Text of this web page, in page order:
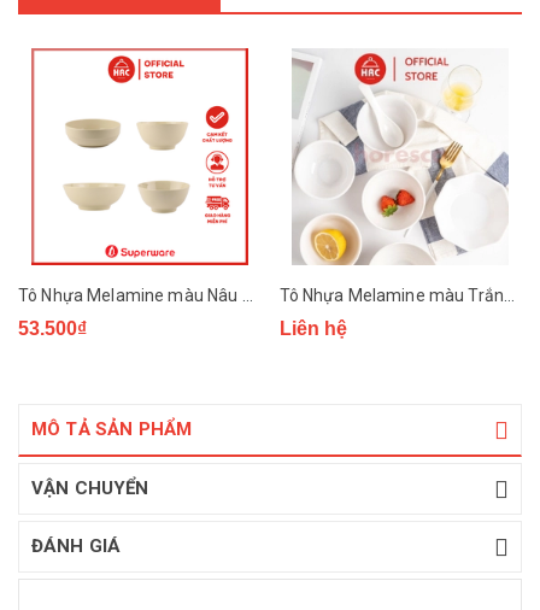
53.500₫ Liên hệ
MÔ TẢ SẢN PHẨM
VẬN CHUYỂN
ĐÁNH GIÁ